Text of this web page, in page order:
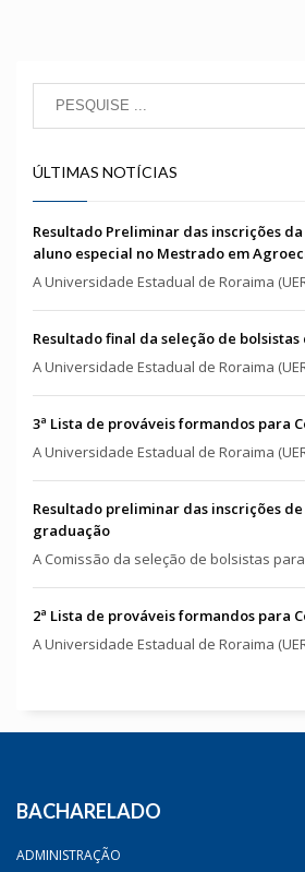
ÚLTIMAS NOTÍCIAS
Resultado Preliminar das inscrições
aluno especial no Mestrado em
A Universidade Estadual de Roraima
Resultado final da seleção de
A Universidade Estadual de Roraima
3ª Lista de prováveis formandos para
A Universidade Estadual de Roraima
Resultado preliminar das inscrições de
graduação
A Comissão da seleção de bolsistas
2ª Lista de prováveis formandos para
A Universidade Estadual de Roraima
BACHARELADO
ADMINISTRAÇÃO